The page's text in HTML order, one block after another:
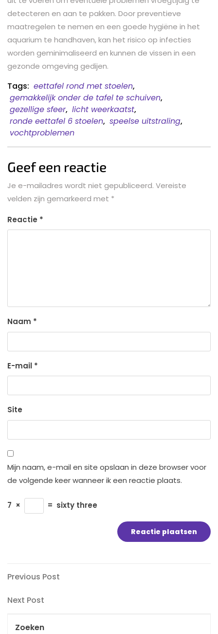
detecteren en aan te pakken. Door preventieve
maatregelen te nemen en een goede hygiëne in het
aquarium te handhaven, kan het risico op infecties
worden geminimaliseerd en kunnen de vissen in een
gezonde omgeving gedijen.
Tags: eettafel rond met stoelen,
gemakkelijk onder de tafel te schuiven,
gezellige sfeer, licht weerkaatst,
ronde eettafel 6 stoelen, speelse uitstraling,
vochtproblemen
Geef een reactie
Je e-mailadres wordt niet gepubliceerd. Vereiste
velden zijn gemarkeerd met *
Reactie *
Naam *
E-mail *
Site
Mijn naam, e-mail en site opslaan in deze browser voor
de volgende keer wanneer ik een reactie plaats.
7 × = sixty three
Bericht
navigatie
Previous
Previous Post
Next
Next Post
Zoeken